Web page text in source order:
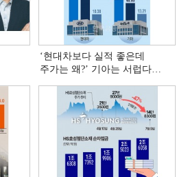
‘현대차보다 실적 좋은데
주가는 왜?ʼ 기아는 서럽다